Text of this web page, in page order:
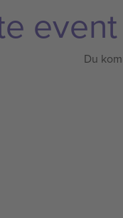
Du